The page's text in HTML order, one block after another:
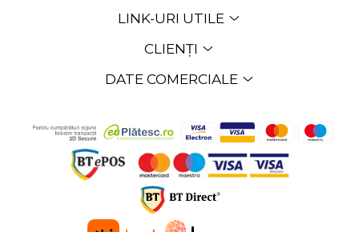
LINK-URI UTILE
CLIENȚI
DATE COMERCIALE